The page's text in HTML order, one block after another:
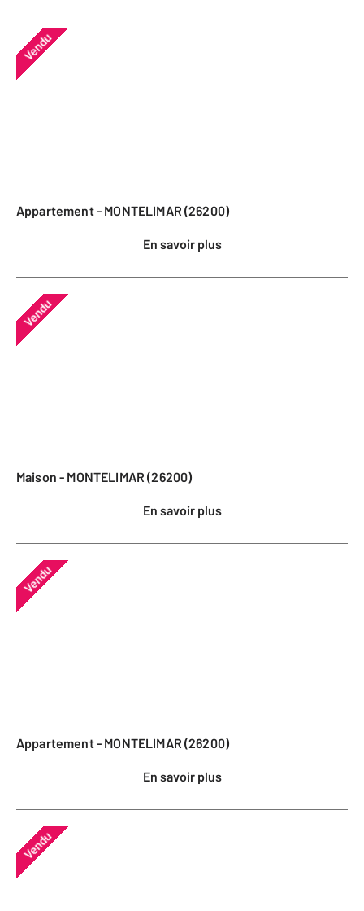
Vendu
Appartement - MONTELIMAR (26200)
En savoir plus
Vendu
Maison - MONTELIMAR (26200)
En savoir plus
Vendu
Appartement - MONTELIMAR (26200)
En savoir plus
Vendu